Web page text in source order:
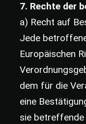
7. Rechte der
a) Recht auf
Jede
Europäischen
dem für die
eine
sie betreffende